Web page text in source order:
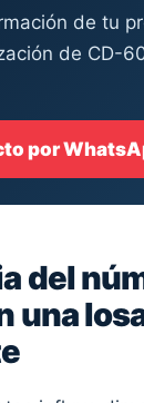
de tu
de CD-
por
del
una